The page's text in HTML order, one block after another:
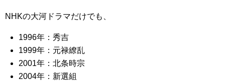
NHKの大河ドラマだけでも、
1996年：秀吉
1999年：元禄繚乱
2001年：北条時宗
2004年：新選組